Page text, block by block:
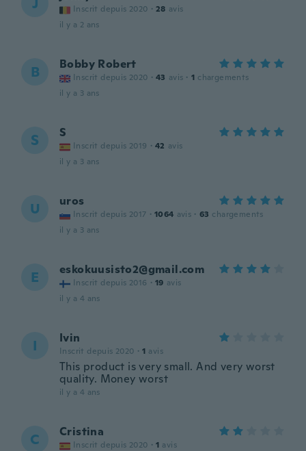
Inscrit depuis 2020 · 28 avis
il y a 2 ans
B Bobby Robert
Inscrit depuis 2020 · 43 avis · 1 chargements
il y a 3 ans
S S
Inscrit depuis 2019 · 42 avis
il y a 3 ans
U uros
Inscrit depuis 2017 · 1064 avis · 63 chargements
il y a 3 ans
E eskokuusisto2@gmail.com
Inscrit depuis 2016 · 19 avis
il y a 4 ans
I Ivin
Inscrit depuis 2020 · 1 avis
This product is very small. And very worst
quality. Money worst
il y a 4 ans
C Cristina
Inscrit depuis 2020 · 1 avis